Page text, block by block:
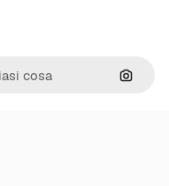
Cerca